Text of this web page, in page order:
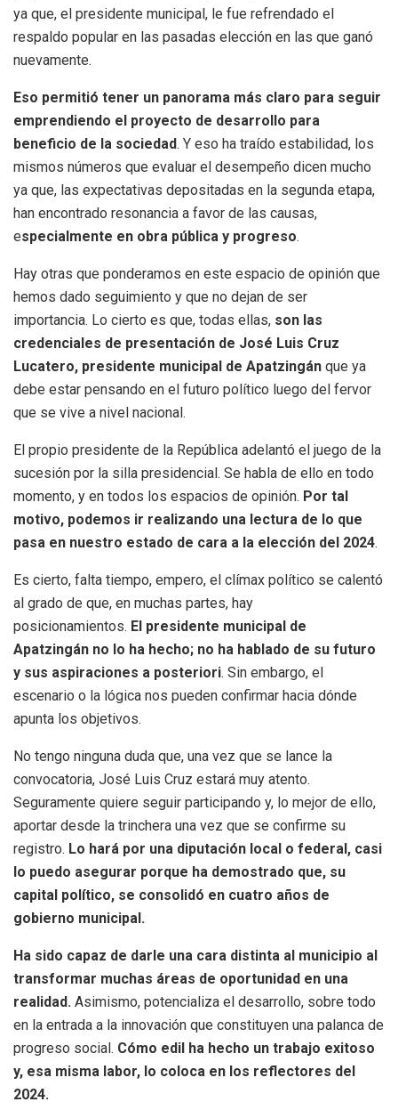
ya que, el presidente municipal, le fue refrendado el
respaldo popular en las pasadas elección en las que ganó
nuevamente.
Eso permitió tener un panorama más claro para seguir
emprendiendo el proyecto de desarrollo para
beneficio de la sociedad. Y eso ha traído estabilidad, los
mismos números que evaluar el desempeño dicen mucho
ya que, las expectativas depositadas en la segunda etapa,
han encontrado resonancia a favor de las causas,
especialmente en obra pública y progreso.
Hay otras que ponderamos en este espacio de opinión que
hemos dado seguimiento y que no dejan de ser
importancia. Lo cierto es que, todas ellas, son las
credenciales de presentación de José Luis Cruz
Lucatero, presidente municipal de Apatzingán que ya
debe estar pensando en el futuro político luego del fervor
que se vive a nivel nacional.
El propio presidente de la República adelantó el juego de la
sucesión por la silla presidencial. Se habla de ello en todo
momento, y en todos los espacios de opinión. Por tal
motivo, podemos ir realizando una lectura de lo que
pasa en nuestro estado de cara a la elección del 2024.
Es cierto, falta tiempo, empero, el clímax político se calentó
al grado de que, en muchas partes, hay
posicionamientos. El presidente municipal de
Apatzingán no lo ha hecho; no ha hablado de su futuro
y sus aspiraciones a posteriori. Sin embargo, el
escenario o la lógica nos pueden confirmar hacia dónde
apunta los objetivos.
No tengo ninguna duda que, una vez que se lance la
convocatoria, José Luis Cruz estará muy atento.
Seguramente quiere seguir participando y, lo mejor de ello,
aportar desde la trinchera una vez que se confirme su
registro. Lo hará por una diputación local o federal, casi
lo puedo asegurar porque ha demostrado que, su
capital político, se consolidó en cuatro años de
gobierno municipal.
Ha sido capaz de darle una cara distinta al municipio al
transformar muchas áreas de oportunidad en una
realidad. Asimismo, potencializa el desarrollo, sobre todo
en la entrada a la innovación que constituyen una palanca de
progreso social. Cómo edil ha hecho un trabajo exitoso
y, esa misma labor, lo coloca en los reflectores del
2024.